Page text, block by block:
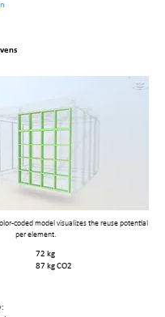
coded model visualizes the reuse potential
per element.
72 kg
87 kg CO2